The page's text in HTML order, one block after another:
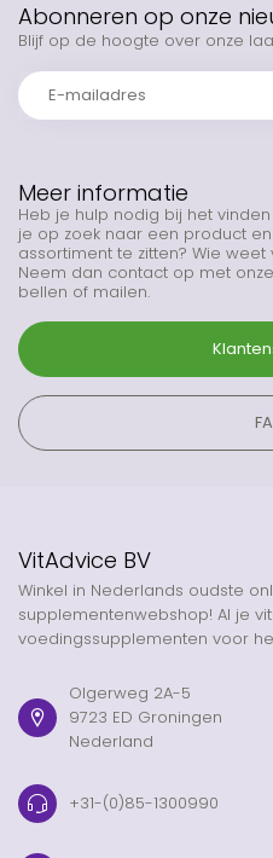
Meer informatie
Heb je hulp nodig bij het
je op zoek naar een product
assortiment te zitten? Wie
Neem dan contact op met
bellen of mailen.
Abonneren op onze
Blijf op de hoogte over onze
VitAdvice BV
Winkel in Nederlands oudste
supplementenwebshop! Al je
voedingssupplementen voor
Olgerweg 2A-5
9723 ED Groningen
Nederland
+31-(0)85-1300990